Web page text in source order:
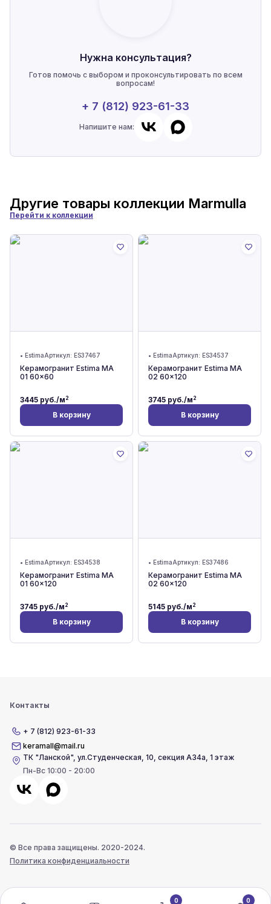
Нужна консультация?
Готов помочь с выбором и проконсультировать по всем
вопросам!
+ 7 (812) 923-61-33
Напишите нам:
Другие товары коллекции Marmulla
Перейти к коллекции
• EstimaАртикул: ES37467
Керамогранит Estima MA
01 60x60
3445 руб./м2
В корзину
• EstimaАртикул: ES34537
Керамогранит Estima MA
02 60x120
3745 руб./м2
В корзину
• EstimaАртикул: ES34538
Керамогранит Estima MA
01 60x120
3745 руб./м2
В корзину
• EstimaАртикул: ES37486
Керамогранит Estima MA
02 60x120
5145 руб./м2
В корзину
Контакты
+ 7 (812) 923-61-33
keramall@mail.ru
ТК "Ланской",ул.Студенческая, 10, секция А34а, 1 этаж
Пн-Вс 10:00 - 20:00
© Все права защищены. 2020-2024.
Политика конфиденциальности
0 0